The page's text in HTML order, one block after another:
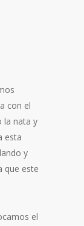
con el
la nata y
esta
y
que este
el